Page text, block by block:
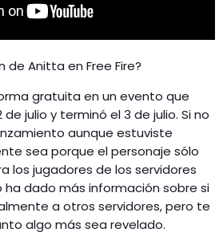
de Anitta en Free Fire?
gratuita en un evento que
julio y terminó el 3 de julio. Si no
aunque estuviste
sea porque el personaje sólo
los jugadores de los servidores
ha dado más información sobre si
a otros servidores, pero te
algo más sea revelado.